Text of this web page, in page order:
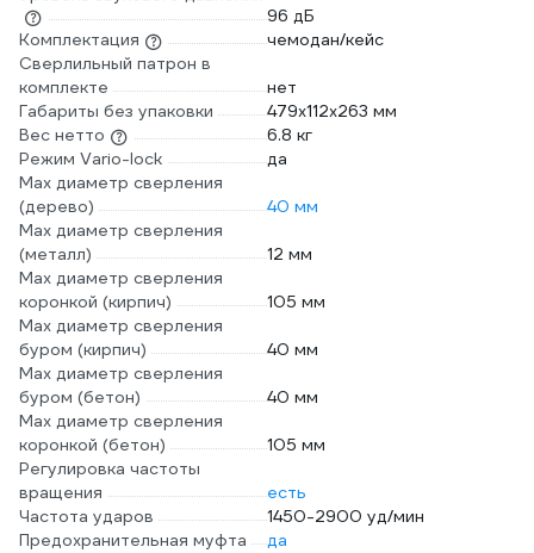
96 дБ
Комплектация
чемодан/кейс
Сверлильный патрон в
комплекте
нет
Габариты без упаковки
479х112х263 мм
Вес нетто
6.8 кг
Режим Vario-lock
да
Мах диаметр сверления
(дерево)
40 мм
Max диаметр сверления
(металл)
12 мм
Max диаметр сверления
коронкой (кирпич)
105 мм
Max диаметр сверления
буром (кирпич)
40 мм
Max диаметр сверления
буром (бетон)
40 мм
Max диаметр сверления
коронкой (бетон)
105 мм
Регулировка частоты
вращения
есть
Частота ударов
1450-2900 уд/мин
Предохранительная муфта
да